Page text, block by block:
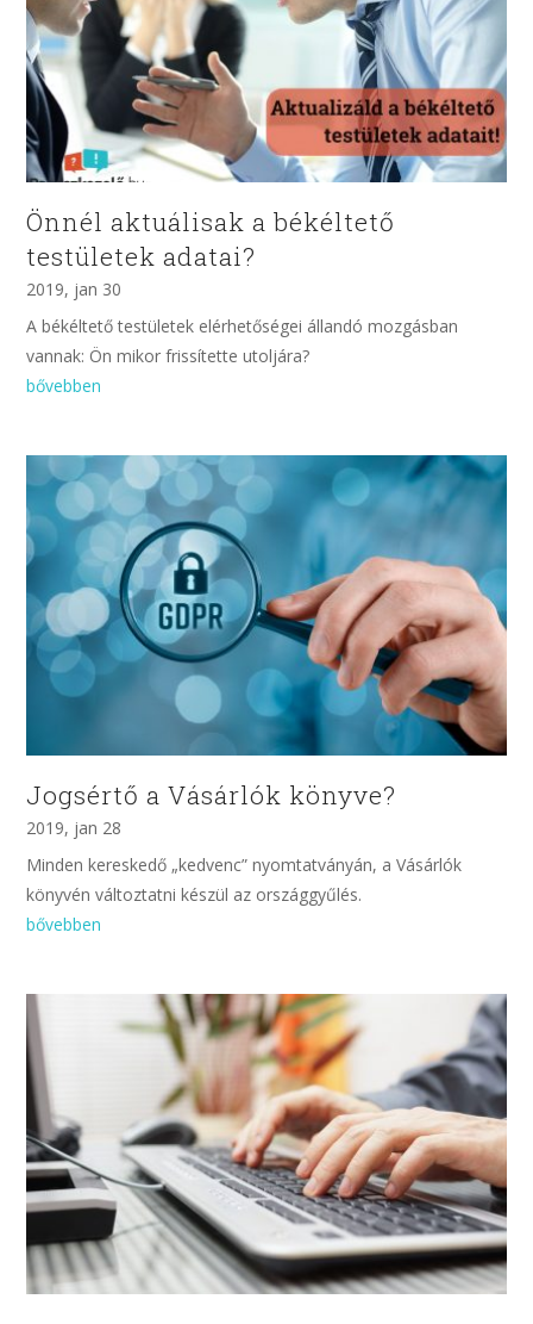
Önnél aktuálisak a békéltető
testületek adatai?
2019, jan 30
A békéltető testületek elérhetőségei állandó mozgásban
vannak: Ön mikor frissítette utoljára?
bővebben
Jogsértő a Vásárlók könyve?
2019, jan 28
Minden kereskedő „kedvenc” nyomtatványán, a Vásárlók
könyvén változtatni készül az országgyűlés.
bővebben